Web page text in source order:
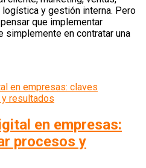
y gestión interna. Pero
que implementar
en contratar una
en empresas:
procesos y